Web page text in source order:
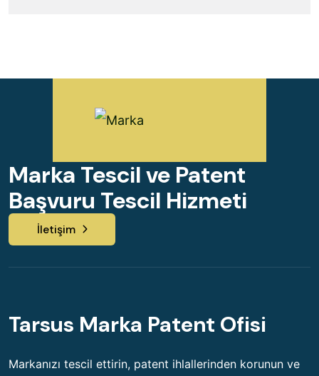
Marka Tescil ve Patent
Başvuru Tescil Hizmeti
İletişim
Tarsus Marka Patent Ofisi
Markanızı tescil ettirin, patent ihlallerinden korunun ve